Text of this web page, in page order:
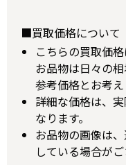
■買取価格について
こちらの買取価
お品物は日々の
参考価格とお考え
詳細な価格は、
なります。
お品物の画像は
している場合がご